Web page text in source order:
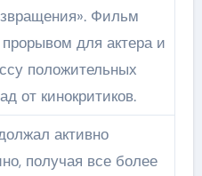
Фильм
для актера и
положительных
от кинокритиков.
активно
получая все более